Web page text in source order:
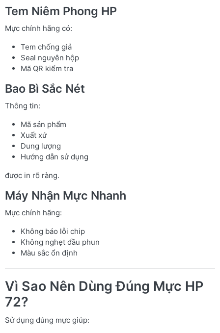
Tem Niêm Phong HP
Mực chính hãng có:
Tem chống giả
Seal nguyên hộp
Mã QR kiểm tra
Bao Bì Sắc Nét
Thông tin:
Mã sản phẩm
Xuất xứ
Dung lượng
Hướng dẫn sử dụng
được in rõ ràng.
Máy Nhận Mực Nhanh
Mực chính hãng:
Không báo lỗi chip
Không nghẹt đầu phun
Màu sắc ổn định
Vì Sao Nên Dùng Đúng Mực HP
72?
Sử dụng đúng mực giúp: